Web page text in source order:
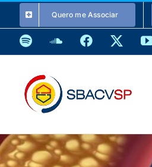
o
conteúdo
Quero me Associar
SpotifySoundCloud
Facebook